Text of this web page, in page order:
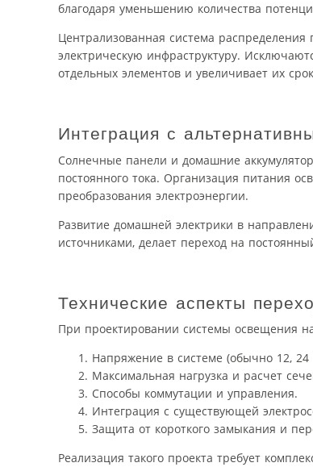
благодаря уменьшению количества
Централизованная система
электрическую инфраструктуру.
отдельных элементов и увеличивает их
Интеграция с
Солнечные панели и домашние
постоянного тока. Организация питания
преобразования электроэнергии.
Развитие домашней электрики в
источниками, делает переход на
Технические аспекты
При проектировании системы освещения
Напряжение в системе (обычно 12, 24
Максимальная нагрузка и расчет
Способы коммутации и управления.
Интеграция с существующей
Защита от короткого замыкания и
Реализация такого проекта требует